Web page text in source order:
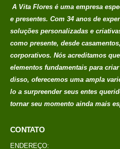
A Vita Flores é uma empresa
e presentes. Com 34 anos de
soluções personalizadas e
como presente, desde
corporativos. Nós acreditamos
elementos fundamentais para
disso, oferecemos uma ampla
lo a surpreender seus entes
tornar seu momento ainda mais
CONTATO
ENDEREÇO: